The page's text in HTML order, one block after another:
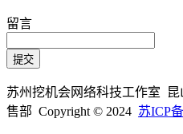
留言
苏州挖机会网络科技工作室
售部 Copyright © 2024 苏ICP